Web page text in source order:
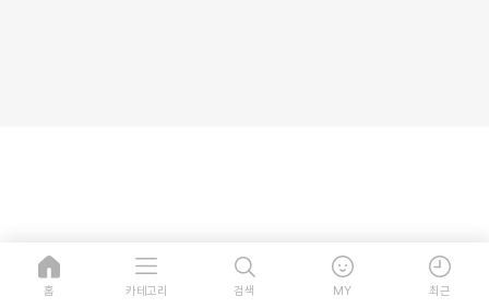
홈 카테고리 검색 MY 최근